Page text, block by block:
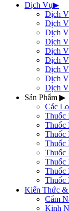
Dịch Vụ▶
Dịch
Dịch
Dịch
Dịch
Dịch
Dịch
Dịch
Dịch
Dịch
Sản Phẩm ▶
Các
Thuốc
Thuốc
Thuốc
Thuốc
Thuốc
Thuốc
Thuốc
Thuốc
Kiến Thức
Cẩm
Kinh